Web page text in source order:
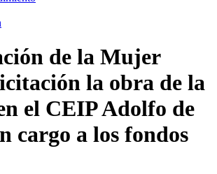
de la Mujer
la obra de la
el CEIP Adolfo de
cargo a los fondos